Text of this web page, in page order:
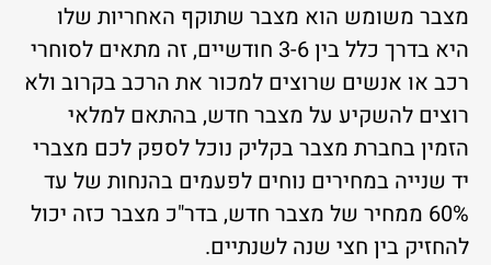
מצבר משומש הוא מצבר שתוקף האחריות שלו
היא בדרך כלל בין 3-6 חודשיים, זה מתאים לסוחרי
רכב או אנשים שרוצים למכור את הרכב בקרוב ולא
רוצים להשקיע על מצבר חדש, בהתאם למלאי
הזמין בחברת מצבר בקליק נוכל לספק לכם מצברי
יד שנייה במחירים נוחים לפעמים בהנחות של עד
60% ממחיר של מצבר חדש, בדר"כ מצבר כזה יכול
להחזיק בין חצי שנה לשנתיים.